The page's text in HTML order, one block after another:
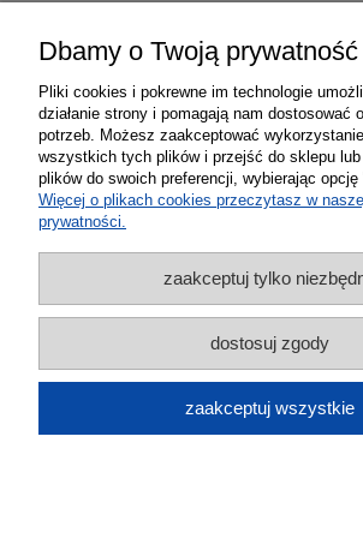
Wzmacniacz zasięgu
4G LTE anteny T2 2 grzybki
Wielozakresowy wzmacniacz
zestaw GSM 3G 4G LTE 70
Dbamy o Twoją prywatność
Pliki cookies i pokrewne im technologie
działanie strony i pomagają nam dostosować
potrzeb. Możesz zaakceptować
wszystkich tych plików i przejść do sklepu
plików do swoich preferencji, wybierając
Więcej o plikach cookies przeczytasz w
prywatności.
zaakceptuj tylko
dostosuj zgody
zaakceptuj wszystkie